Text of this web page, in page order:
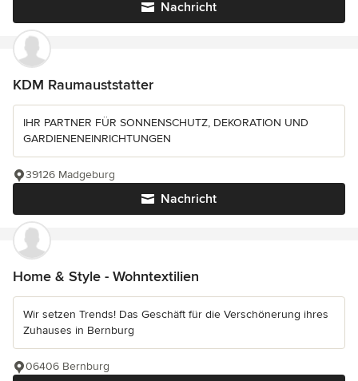
Nachricht
KDM Raumauststatter
IHR PARTNER FÜR SONNENSCHUTZ, DEKORATION UND
GARDIENENEINRICHTUNGEN
Nachricht
39126 Madgeburg
Home & Style - Wohntextilien
Wir setzen Trends! Das Geschäft für die Verschönerung ihres
Zuhauses in Bernburg
06406 Bernburg